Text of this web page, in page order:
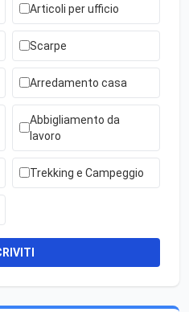
Articoli per ufficio
Scarpe
Arredamento casa
Abbigliamento da
lavoro
Trekking e Campeggio